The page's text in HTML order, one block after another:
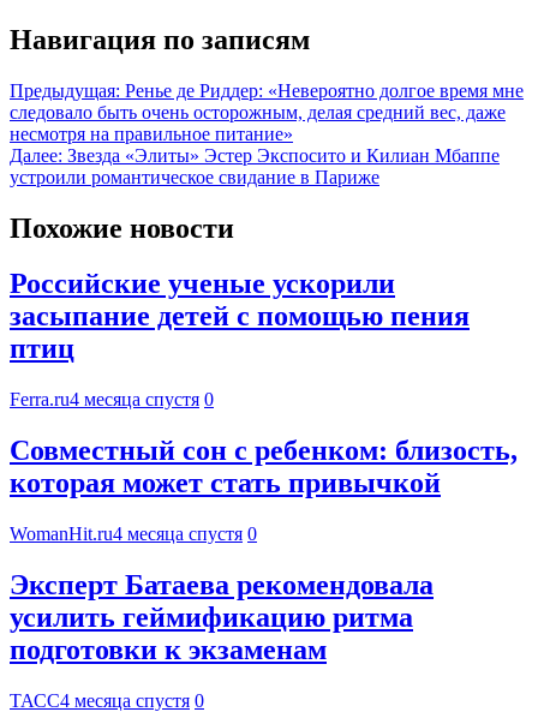
Навигация по записям
Предыдущая: Ренье де Риддер: «Невероятно долгое время мне
следовало быть очень осторожным, делая средний вес, даже
несмотря на правильное питание»
Далее: Звезда «Элиты» Эстер Экспосито и Килиан Мбаппе
устроили романтическое свидание в Париже
Похожие новости
Российские ученые ускорили
засыпание детей с помощью пения
птиц
Ferra.ru4 месяца спустя 0
Совместный сон с ребенком: близость,
которая может стать привычкой
WomanHit.ru4 месяца спустя 0
Эксперт Батаева рекомендовала
усилить геймификацию ритма
подготовки к экзаменам
ТАСС4 месяца спустя 0